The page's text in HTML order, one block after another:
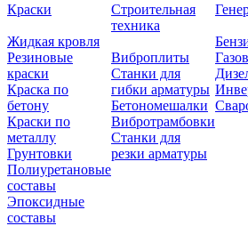
Краски
Жидкая кровля
Резиновые
краски
Краска по
бетону
Краски по
металлу
Грунтовки
Полиуретановые
составы
Эпоксидные
составы
Строительная
техника
Виброплиты
Станки для
гибки арматуры
Бетономешалки
Вибротрамбовки
Станки для
резки арматуры